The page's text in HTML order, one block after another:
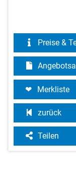
Preise &
Merkliste
zurück
Teilen